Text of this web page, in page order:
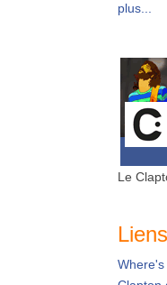
plus...
Le
Liens
Where's